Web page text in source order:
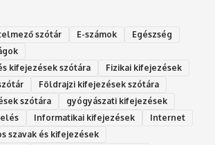
szótár E-számok
Egészség
kifejezések szótára
Fizikai kifejezések
Földrajzi kifejezések szótára
szótára
gyógyászati kifejezések
Informatikai kifejezések
Internet
szavak és kifejezések